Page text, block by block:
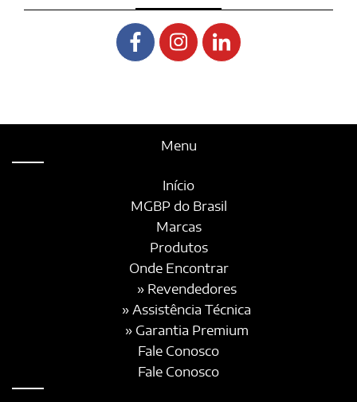
Menu
Início
MGBP do Brasil
Marcas
Produtos
Onde Encontrar
» Revendedores
» Assistência Técnica
» Garantia Premium
Fale Conosco
Fale Conosco